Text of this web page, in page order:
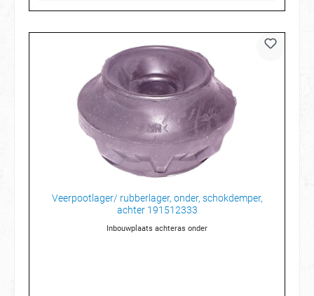
Veerpootlager/ rubberlager, onder, schokdemper,
achter 191512333
Inbouwplaats achteras onder